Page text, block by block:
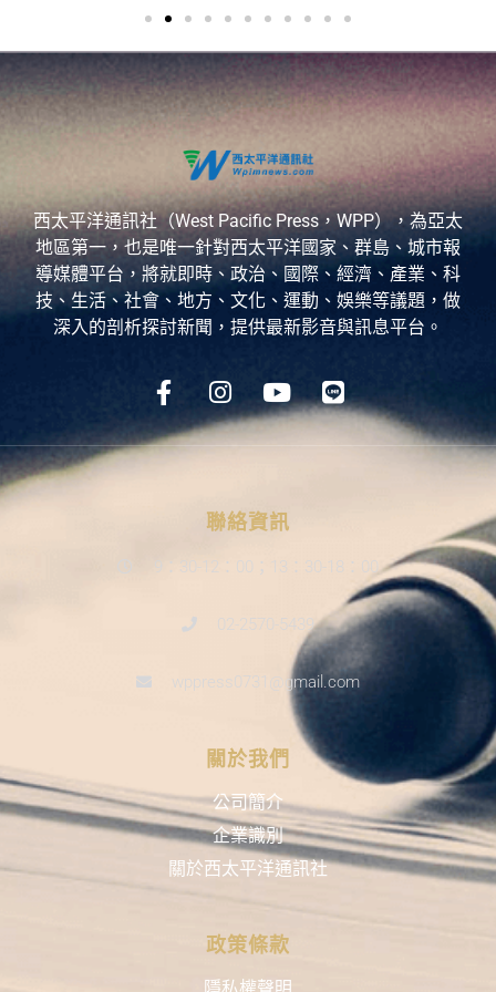
西太平洋通訊社（West Pacific Press，WPP），為亞太
地區第一，也是唯一針對西太平洋國家、群島、城市報
導媒體平台，將就即時、政治、國際、經濟、產業、科
技、生活、社會、地方、文化、運動、娛樂等議題，做
深入的剖析探討新聞，提供最新影音與訊息平台。
聯絡資訊
9：30-12：00；13：30-18：00
02-2570-5439
wppress0731@gmail.com
關於我們
公司簡介
企業識別
關於西太平洋通訊社
政策條款
隱私權聲明